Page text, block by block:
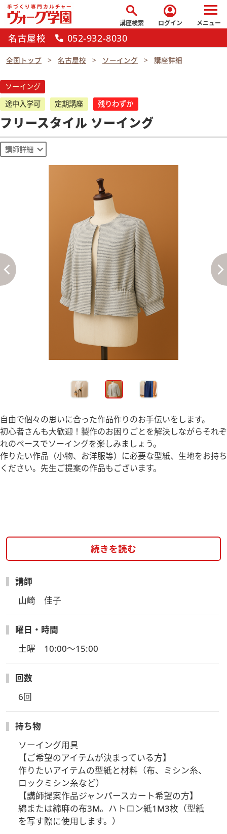
search
講座検索
account_circle
ログイン メニュー
名古屋校 call 052-932-8030
全国トップ 名古屋校 ソーイング 講座詳細
ソーイング
途中入学可
定期講座 残りわずか
フリースタイル ソーイング
講師詳細
自由で個々の思いに合った作品作りのお手伝いをします。
初心者さんも大歓迎！製作のお困りごとを解決しながらそれぞ
れのペースでソーイングを楽しみましょう。
作りたい作品（小物、お洋服等）に必要な型紙、生地をお持ち
ください。先生ご提案の作品もございます。
続きを読む
講師
山崎　佳子
曜日・時間
土曜　10:00～15:00
回数
6回
持ち物
ソーイング用具
【ご希望のアイテムが決まっている方】
作りたいアイテムの型紙と材料（布、ミシン糸、
ロックミシン糸など）
【講師提案作品ジャンパースカート希望の方】
綿または綿麻の布3M。ハトロン紙1M3枚（型紙
を写す際に使用します。）